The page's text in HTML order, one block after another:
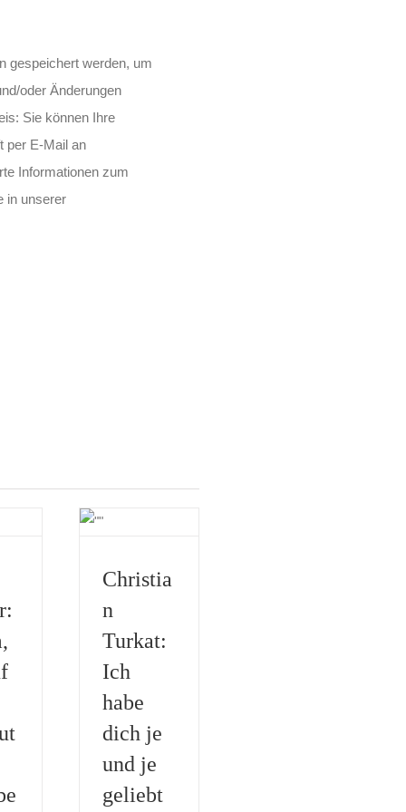
gespeichert werden, um
oder Änderungen
Sie können Ihre
per E-Mail an
Informationen zum
in unserer
Christia
n
Turkat:
Ich
habe
dich je
und je
geliebt